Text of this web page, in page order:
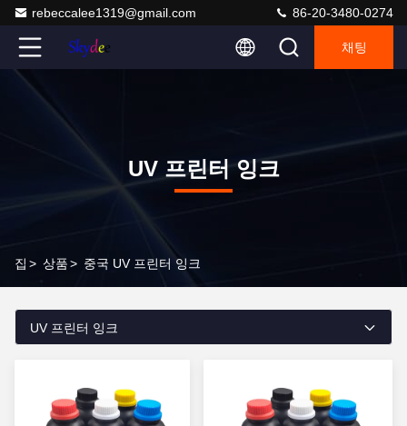
rebeccalee1319@gmail.com 86-20-3480-0274
채팅
UV 프린터 잉크
집 > 상품> 중국 UV 프린터 잉크
UV 프린터 잉크